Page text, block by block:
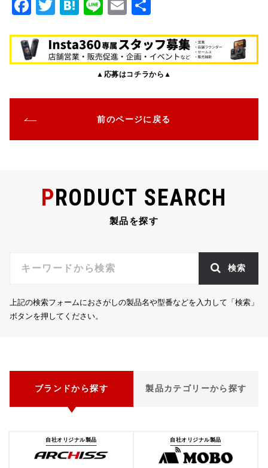
F
c
e
o
o
k
T
it
te
H
e
n
Li
e
E
ai
l
▲応募はコチラから▲
前のページに戻る
PRODUCT SEARCH
製品を探す
検索
上記の検索フォームにおさがしの製品名や型番などを入力して「検索」
ボタンを押してください。
ブランドから探す 製品カテゴリーから探す
自社オリジナル製品 自社オリジナル製品